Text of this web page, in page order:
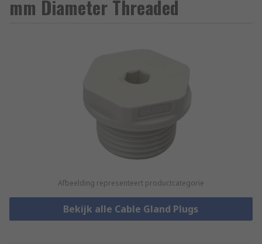
mm Diameter Threaded
Afbeelding representeert productcategorie
Bekijk alle Cable Gland Plugs